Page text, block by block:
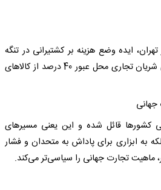
تهران، ایده وضع هزینه بر کشتیرانی در تنگه
مالاکا را مطرح کرده است؛ این شریان تجاری محل عبور 40 درصد از کالاهای
کشورها قائل شده و این یعنی مسیرهای
به ابزاری برای پاداش به متحدان و فشار
ماهیت تجارت جهانی را سیاسی‌تر می‌کند.